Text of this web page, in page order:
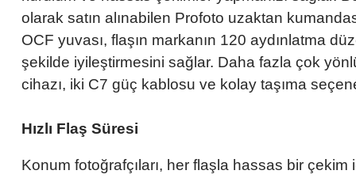
olarak satın alınabilen Profoto uzaktan
OCF yuvası, flaşın markanın 120 aydınlatma
şekilde iyileştirmesini sağlar. Daha fazla çok
cihazı, iki C7 güç kablosu ve kolay taşıma
Hızlı Flaş Süresi
Konum fotoğrafçıları, her flaşla hassas bir